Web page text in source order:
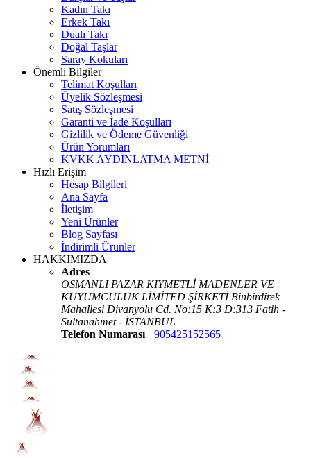
Kadın Takı
Erkek Takı
Dualı Takı
Doğal Taşlar
Saray Kokuları
Önemli Bilgiler
Telimat Koşulları
Üyelik Sözleşmesi
Satış Sözleşmesi
Garanti ve İade Koşulları
Gizlilik ve Ödeme Güvenliği
Ürün Yorumları
KVKK AYDINLATMA METNİ
Hızlı Erişim
Hesap Bilgileri
Ana Sayfa
İletişim
Yeni Ürünler
Blog Sayfası
İndirimli Ürünler
HAKKIMIZDA
Adres
OSMANLI PAZAR KIYMETLİ MADENLER VE
KUYUMCULUK LİMİTED ŞİRKETİ Binbirdirek
Mahallesi Divanyolu Cd. No:15 K:3 D:313 Fatih -
Sultanahmet - İSTANBUL
Telefon Numarası +905425152565